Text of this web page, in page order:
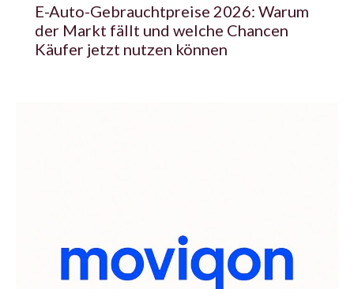
E-Auto-Gebrauchtpreise 2026: Warum
der Markt fällt und welche Chancen
Käufer jetzt nutzen können